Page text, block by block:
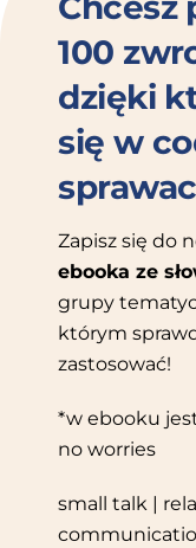
100
dzięki
się w
Zapisz się do
ebooka ze
grupy
którym
zastosować!
*w ebooku
no worries
small talk |